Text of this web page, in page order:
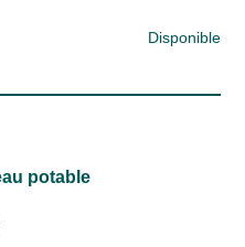
Disponible
potable